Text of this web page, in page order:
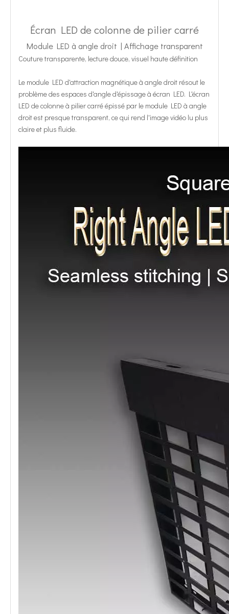
Écran LED de colonne de pilier carré
Module LED à angle droit | Affichage transparent
Couture transparente, lecture douce, visuel haute définition
Le module LED d'attraction magnétique à angle droit résout le
problème des espaces d'angle d'épissage à écran LED. L'écran
LED de colonne à pilier carré épissé par le module LED à angle
droit est presque transparent, ce qui rend l'image vidéo lu plus
claire et plus fluide.